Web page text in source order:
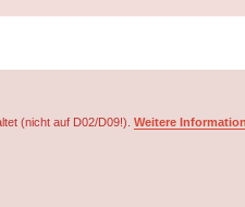
(nicht auf D02/D09!). Weitere